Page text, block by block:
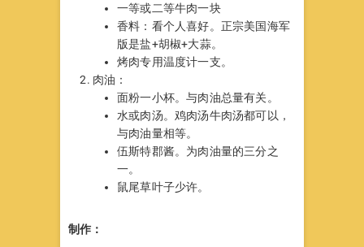
一等或二等牛肉一块
香料：看个人喜好。正宗美国海军
版是盐+胡椒+大蒜。
烤肉专用温度计一支。
肉油：
面粉一小杯。与肉油总量有关。
水或肉汤。鸡肉汤牛肉汤都可以，
与肉油量相等。
伍斯特郡酱。为肉油量的三分之
一。
鼠尾草叶子少许。
制作：